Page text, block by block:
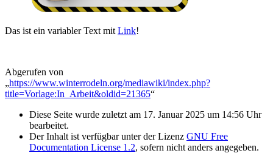
Das ist ein variabler Text mit Link!
Abgerufen von
„https://www.winterrodeln.org/mediawiki/index.php?
title=Vorlage:In_Arbeit&oldid=21365“
Diese Seite wurde zuletzt am 17. Januar 2025 um 14:56 Uhr
bearbeitet.
Der Inhalt ist verfügbar unter der Lizenz GNU Free
Documentation License 1.2, sofern nicht anders angegeben.